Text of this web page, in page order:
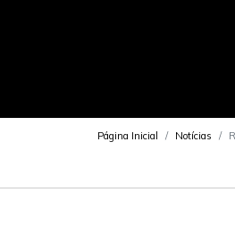
Página Inicial Notícias